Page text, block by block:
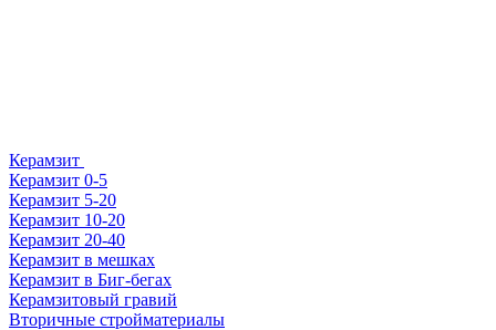
Керамзит
Керамзит 0-5
Керамзит 5-20
Керамзит 10-20
Керамзит 20-40
Керамзит в мешках
Керамзит в Биг-бегах
Керамзитовый гравий
Вторичные стройматериалы